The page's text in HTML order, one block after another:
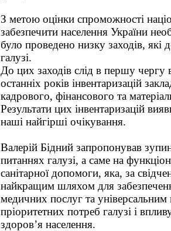
З метою оцінки спроможності
забезпечити населення України
було проведено низку заходів, які
галузі.
До цих заходів слід в першу чергу
останніх років інвентаризацій
кадрового, фінансового та
Результати цих інвентаризацій
наші найгірші очікування.
Валерій Бідний запропонував
питаннях галузі, а саме на
санітарної допомоги, яка, за
найкращим шляхом для
медичних послуг та
пріоритетних потреб галузі і
здоров’я населення.